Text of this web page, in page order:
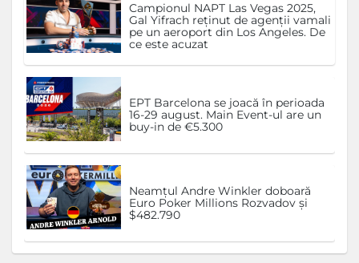
Campionul NAPT Las Vegas 2025,
Gal Yifrach reținut de agenții vamali
pe un aeroport din Los Angeles. De
ce este acuzat
EPT Barcelona se joacă în perioada
16-29 august. Main Event-ul are un
buy-in de €5.300
Neamțul Andre Winkler doboară
Euro Poker Millions Rozvadov și
$482.790